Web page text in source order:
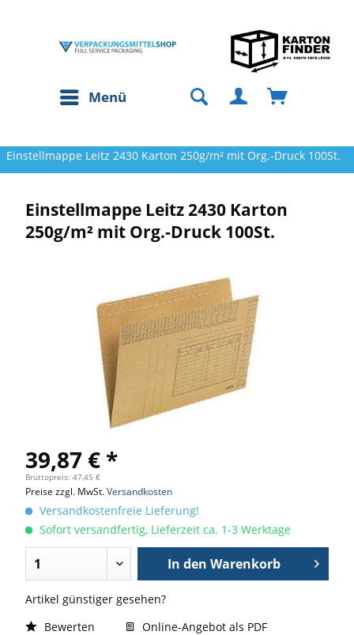
Menü
Einstellmappe Leitz 2430 Karton 250g/m² mit Org.-Druck 100St.
Einstellmappe Leitz 2430 Karton
250g/m² mit Org.-Druck 100St.
39,87 € *
Bruttopreis: 47,45 €
Preise zzgl. MwSt.Versandkosten
Versandkostenfreie Lieferung!
Sofort versandfertig, Lieferzeit ca. 1-3 Werktage
In den Warenkorb
Artikel günstiger gesehen?
Bewerten
Online-Angebot als PDF